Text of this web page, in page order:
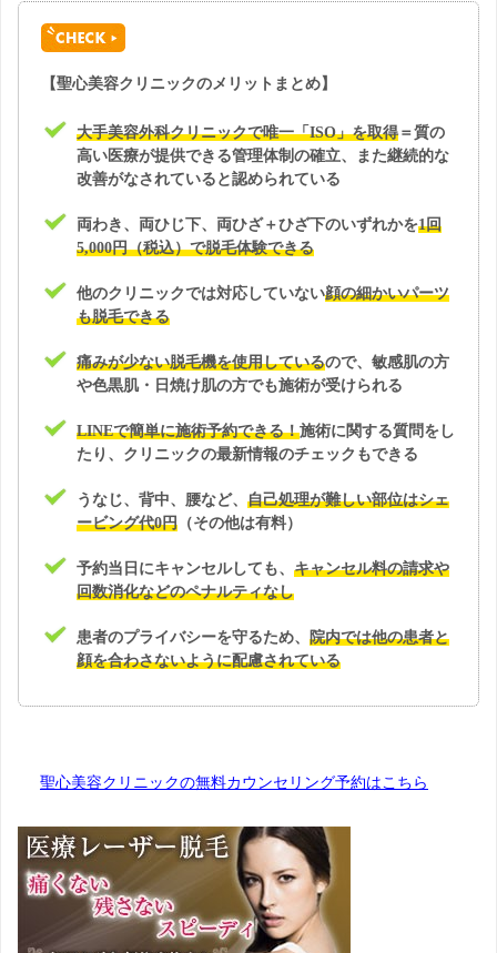
【聖心美容クリニックのメリットまとめ】
大手美容外科クリニックで唯一「ISO」を取得＝質の
高い医療が提供できる管理体制の確立、また継続的な
改善がなされていると認められている
両わき、両ひじ下、両ひざ＋ひざ下のいずれかを1回
5,000円（税込）で脱毛体験できる
他のクリニックでは対応していない顔の細かいパーツ
も脱毛できる
痛みが少ない脱毛機を使用しているので、敏感肌の方
や色黒肌・日焼け肌の方でも施術が受けられる
LINEで簡単に施術予約できる！施術に関する質問をし
たり、クリニックの最新情報のチェックもできる
うなじ、背中、腰など、 自己処理が難しい部位はシェ
ービング代0円 （その他は有料）
予約当日にキャンセルしても、 キャンセル料の請求や
回数消化などのペナルティなし
患者のプライバシーを守るため、 院内では他の患者と
顔を合わさないように配慮されている
聖心美容クリニックの無料カウンセリング予約はこちら